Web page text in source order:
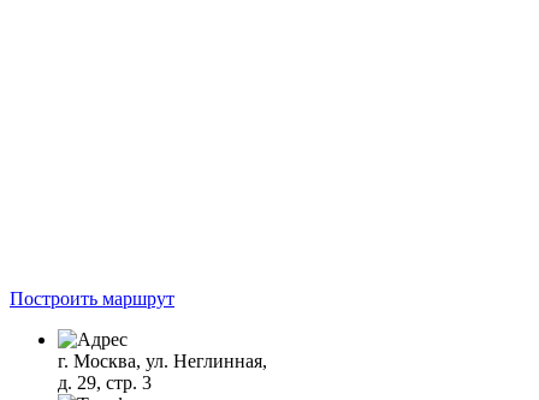
Построить маршрут
г. Москва, ул. Неглинная,
д. 29, стр. 3